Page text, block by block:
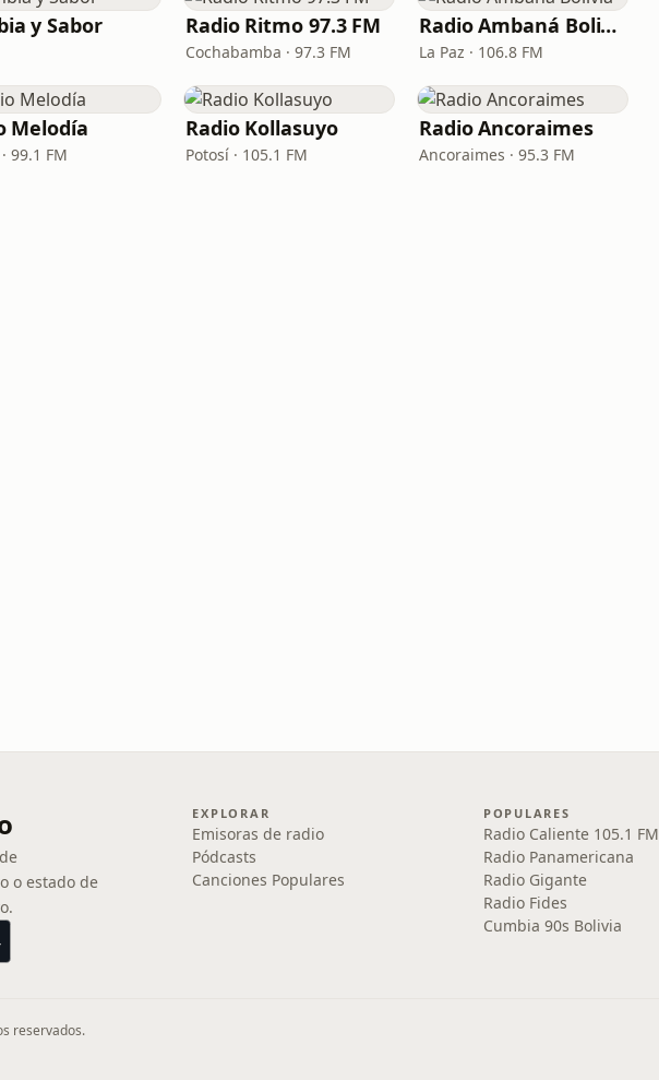
y Sabor Radio Ritmo 97.3 FM
Cochabamba · 97.3 FM
Radio Ambaná Bolivia
La Paz · 106.8 FM
Melodía
99.1 FM
Radio Kollasuyo
Potosí · 105.1 FM
Radio Ancoraimes
Ancoraimes · 95.3 FM
o estado de
EXPLORAR
Emisoras de radio
Pódcasts
Canciones Populares
POPULARES
Radio Caliente 105.1 FM
Radio Panamericana
Radio Gigante
Radio Fides
Cumbia 90s Bolivia
reservados.